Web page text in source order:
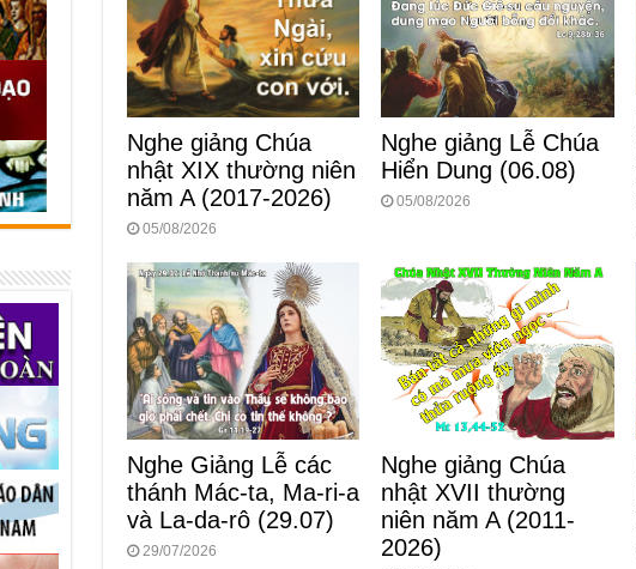
Nghe giảng Chúa
nhật XIX thường niên
năm A (2017-2026)
05/08/2026
Nghe giảng Lễ Chúa
Hiển Dung (06.08)
05/08/2026
Nghe Giảng Lễ các
thánh Mác-ta, Ma-ri-a
và La-da-rô (29.07)
29/07/2026
Nghe giảng Chúa
nhật XVII thường
niên năm A (2011-
2026)